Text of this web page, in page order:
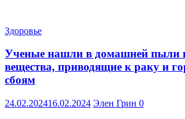
Здоровье
Ученые нашли в домашней пыли
вещества, приводящие к раку и
сбоям
24.02.202416.02.2024 Элен Грин 0